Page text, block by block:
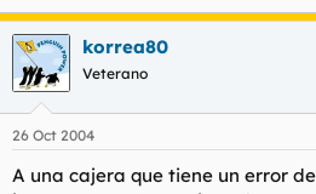
korrea80
Veterano
26 Oct 2004
A una cajera que tiene un error